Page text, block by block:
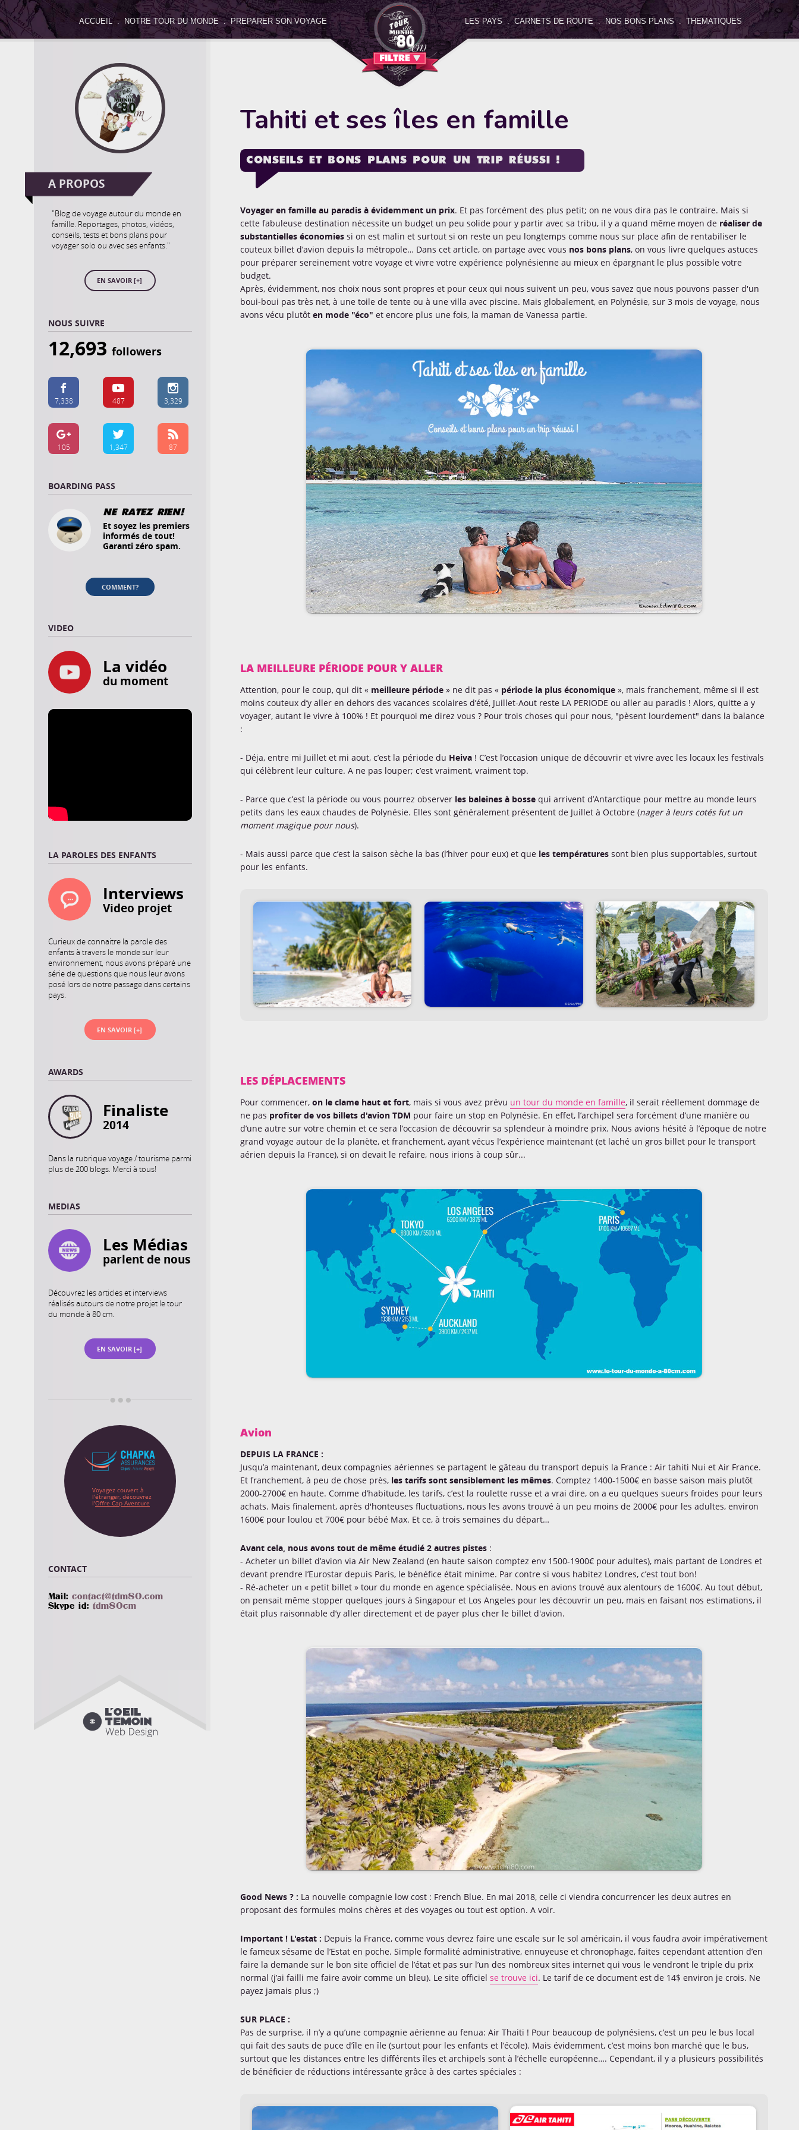
ACCUEIL. NOTRE TOUR DU MONDE. PREPARER SON VOYAGE LES PAYS. CARNETS DE ROUTE. NOS BONS PLANS. THEMATIQUES
Sélectionnez une catégorieci-dessous pour filtrer nos articles
Activités Allo le Monde
La parole des enfants Le coin de Maman Le coin de Papa Le coin des invités Le coin des voyageurs Le dico de Loulou
On a testé pour vous Portraits de papas Projet Rencontres Tests Produits
FILTRE
A PROPOS
"Blog de voyage autour du monde en
famille. Reportages, photos, vidéos,
conseils, tests et bons plans pour
voyager solo ou avec ses enfants."
EN SAVOIR [+]
NOUS SUIVRE
12,693 followers

7,338

487

3,329

105

1,347

87
BOARDING PASS
NE RATEZ RIEN!
Et soyez les premiers
informés de tout!
Garanti zéro spam.
COMMENT?
VIDEO
La vidéo
du moment
LA PAROLES DES ENFANTS
Interviews
Video projet
Curieux de connaitre la parole des
enfants à travers le monde sur leur
environnement, nous avons préparé une
série de questions que nous leur avons
posé lors de notre passage dans certains
pays.
EN SAVOIR [+]
AWARDS
Finaliste
2014
Dans la rubrique voyage / tourisme parmi
plus de 200 blogs. Merci à tous!
MEDIAS
Les Médias
parlent de nous
Découvrez les articles et interviews
réalisés autours de notre projet le tour
du monde à 80 cm.
EN SAVOIR [+]
Voyagez couvert à
l'étranger, découvrez
l'Offre Cap Aventure
CONTACT
Mail: moc.08mdt@tcatnoc
Skype id: tdm80cm

Tahiti et ses îles en famille
CONSEILS ET BONS PLANS POUR UN TRIP RÉUSSI !
Voyager en famille au paradis à évidemment un prix. Et pas forcément des plus petit; on ne vous dira pas le contraire. Mais si
cette fabuleuse destination nécessite un budget un peu solide pour y partir avec sa tribu, il y a quand même moyen de réaliser de
substantielles économies si on est malin et surtout si on reste un peu longtemps comme nous sur place afin de rentabiliser le
couteux billet d’avion depuis la métropole… Dans cet article, on partage avec vous nos bons plans, on vous livre quelques astuces
pour préparer sereinement votre voyage et vivre votre expérience polynésienne au mieux en épargnant le plus possible votre
budget.
Après, évidemment, nos choix nous sont propres et pour ceux qui nous suivent un peu, vous savez que nous pouvons passer d'un
boui-boui pas très net, à une toile de tente ou à une villa avec piscine. Mais globalement, en Polynésie, sur 3 mois de voyage, nous
avons vécu plutôt en mode "éco" et encore plus une fois, la maman de Vanessa partie.
LA MEILLEURE PÉRIODE POUR Y ALLER
Attention, pour le coup, qui dit « meilleure période » ne dit pas « période la plus économique », mais franchement, même si il est
moins couteux d’y aller en dehors des vacances scolaires d’été, Juillet-Aout reste LA PERIODE ou aller au paradis ! Alors, quitte a y
voyager, autant le vivre à 100% ! Et pourquoi me direz vous ? Pour trois choses qui pour nous, "pèsent lourdement" dans la balance
:
- Déja, entre mi Juillet et mi aout, c’est la période du Heiva ! C’est l’occasion unique de découvrir et vivre avec les locaux les festivals
qui célèbrent leur culture. A ne pas louper; c’est vraiment, vraiment top.
- Parce que c’est la période ou vous pourrez observer les baleines à bosse qui arrivent d’Antarctique pour mettre au monde leurs
petits dans les eaux chaudes de Polynésie. Elles sont généralement présentent de Juillet à Octobre (nager à leurs cotés fut un
moment magique pour nous).
- Mais aussi parce que c’est la saison sèche la bas (l’hiver pour eux) et que les températures sont bien plus supportables, surtout
pour les enfants.
LES DÉPLACEMENTS
Pour commencer, on le clame haut et fort, mais si vous avez prévu un tour du monde en famille, il serait réellement dommage de
ne pas profiter de vos billets d'avion TDM pour faire un stop en Polynésie. En effet, l’archipel sera forcément d’une manière ou
d’une autre sur votre chemin et ce sera l’occasion de découvrir sa splendeur à moindre prix. Nous avions hésité à l’époque de notre
grand voyage autour de la planète, et franchement, ayant vécus l’expérience maintenant (et laché un gros billet pour le transport
aérien depuis la France), si on devait le refaire, nous irions à coup sûr...
Avion
DEPUIS LA FRANCE :
Jusqu’a maintenant, deux compagnies aériennes se partagent le gâteau du transport depuis la France : Air tahiti Nui et Air France.
Et franchement, à peu de chose près, les tarifs sont sensiblement les mêmes. Comptez 1400-1500€ en basse saison mais plutôt
2000-2700€ en haute. Comme d’habitude, les tarifs, c’est la roulette russe et a vrai dire, on a eu quelques sueurs froides pour leurs
achats. Mais finalement, après d'honteuses fluctuations, nous les avons trouvé à un peu moins de 2000€ pour les adultes, environ
1600€ pour loulou et 700€ pour bébé Max. Et ce, à trois semaines du départ…
Avant cela, nous avons tout de même étudié 2 autres pistes :
- Acheter un billet d’avion via Air New Zealand (en haute saison comptez env 1500-1900€ pour adultes), mais partant de Londres et
devant prendre l’Eurostar depuis Paris, le bénéfice était minime. Par contre si vous habitez Londres, c’est tout bon!
- Ré-acheter un « petit billet » tour du monde en agence spécialisée. Nous en avions trouvé aux alentours de 1600€. Au tout début,
on pensait même stopper quelques jours à Singapour et Los Angeles pour les découvrir un peu, mais en faisant nos estimations, il
était plus raisonnable d’y aller directement et de payer plus cher le billet d'avion.
Good News ? : La nouvelle compagnie low cost : French Blue. En mai 2018, celle ci viendra concurrencer les deux autres en
proposant des formules moins chères et des voyages ou tout est option. A voir.
Important ! L'estat : Depuis la France, comme vous devrez faire une escale sur le sol américain, il vous faudra avoir impérativement
le fameux sésame de l’Estat en poche. Simple formalité administrative, ennuyeuse et chronophage, faites cependant attention d’en
faire la demande sur le bon site officiel de l’état et pas sur l’un des nombreux sites internet qui vous le vendront le triple du prix
normal (j’ai failli me faire avoir comme un bleu). Le site officiel se trouve ici. Le tarif de ce document est de 14$ environ je crois. Ne
payez jamais plus ;)
SUR PLACE :
Pas de surprise, il n’y a qu’une compagnie aérienne au fenua: Air Thaiti ! Pour beaucoup de polynésiens, c’est un peu le bus local
qui fait des sauts de puce d’île en île (surtout pour les enfants et l’école). Mais évidemment, c’est moins bon marché que le bus,
surtout que les distances entre les différents îles et archipels sont à l’échelle européenne…. Cependant, il y a plusieurs possibilités
de bénéficier de réductions intéressante grâce à des cartes spéciales :